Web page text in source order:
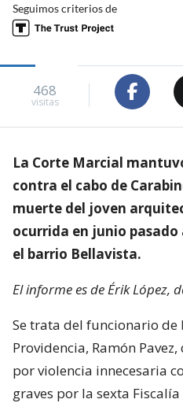
Seguimos criterios de
468
visitas
La Corte Marcial
contra el cabo de
muerte del joven
ocurrida en junio pasado
el barrio Bellavista.
El informe es de Érik López,
Se trata del funcionario de
Providencia, Ramón
por violencia innecesaria
graves por la sexta